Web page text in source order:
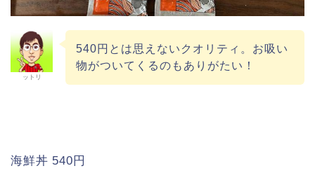
ットリ
540円とは思えないクオリティ。お吸い
物がついてくるのもありがたい！
海鮮丼 540円